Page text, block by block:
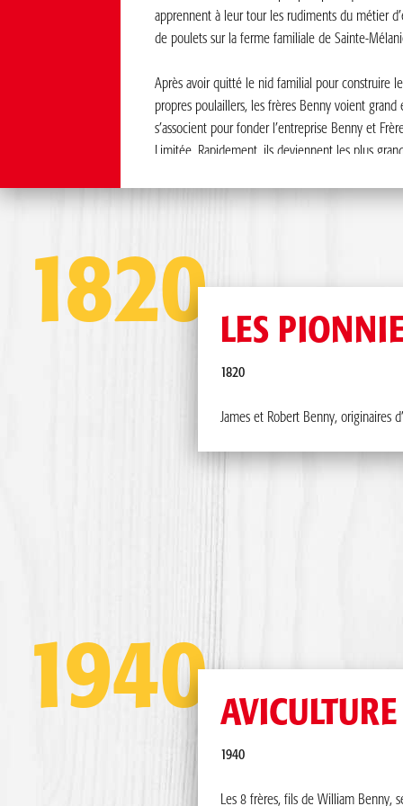
apprennent à leur tour les rudiments du métier
de poulets sur la ferme familiale de Sainte-
Après avoir quitté le nid familial pour construire
propres poulaillers, les frères Benny voient grand
s’associent pour fonder l’entreprise Benny et
Limitée. Rapidement, ils deviennent les plus
un produit de première qualité.
festivités le dimanche chez leur sœur et leur
compagnie de leurs familles respectives. C’est à
l’une de ces journées que Gilles Benny crée de
un four à broche rotative. Sans le savoir, il
aujourd’hui, la renommée du poulet rôti de la
d’ici, lorsque les frères Benny et leur beau-frère
années 70 et 80, et continue d’opérer et d’ouvrir
restaurants à travers la province.
Benny&Co. voit le jour en 2006 afin de rassembler
différentes succursales de la famille Benny sous
Québec ont ainsi joint la marque pour offrir à
1820 LES
1820
James et Robert Benny, originaires
1940 AVICULTURE
1940
Les 8 frères, fils de William Benny,